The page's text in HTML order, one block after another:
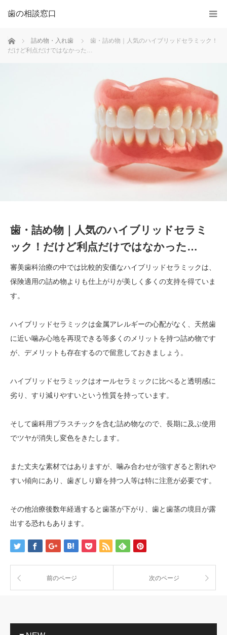
歯の相談窓口
ホーム 詰め物・入れ歯
歯・詰め物｜人気のハイブリッドセラミック！
だけど利点だけではなかった…
歯・詰め物｜人気のハイブリッドセラミ
ック！だけど利点だけではなかった…
審美歯科治療の中では比較的安価なハイブリッドセラミックは、
保険適用の詰め物よりも仕上がりが美しく多くの支持を得ていま
す。
ハイブリッドセラミックは金属アレルギーの心配がなく、天然歯
に近い噛み心地を再現できる等多くのメリットを持つ詰め物です
が、デメリットも存在するので留意しておきましょう。
ハイブリッドセラミックはオールセラミックに比べると透明感に
劣り、すり減りやすいという性質を持っています。
そして歯科用プラスチックを含む詰め物なので、長期に及ぶ使用
でツヤが消失し変色をきたします。
また丈夫な素材ではありますが、噛み合わせが強すぎると割れや
すい傾向にあり、歯ぎしり癖を持つ人等は特に注意が必要です。
その他治療後数年経過すると歯茎が下がり、歯と歯茎の境目が露
出する恐れもあります。
前のページ 次のページ